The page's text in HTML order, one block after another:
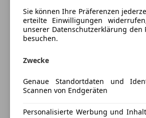
Start/Stop-Automatik
Sicherheit
Beifahrerairbag
Fahrerairbag
Kopfairbag
Sonderausstattung:
Ambiente-Beleuchtung
Armaturentafel Oberteil Leder
Energizing Komfortsteuerung
Frontscheibe heizbar
Heckleuchten dunkel Sport-Optik
Ionisator zur Luftreinigung
Sie können Ihre Präferenzen
erteilte Einwilligungen
unserer Datenschutzerklärung den
besuchen.
Zwecke
Genaue Standortdaten und
Scannen von Endgeräten
Personalisierte Werbung und